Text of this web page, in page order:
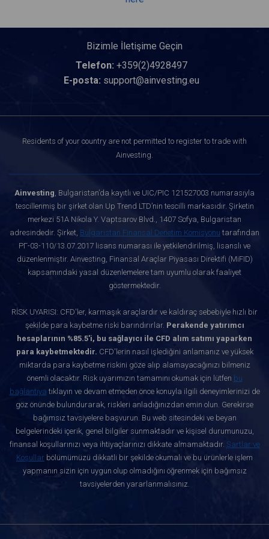
Bizimle İletişime Geçin
Telefon: +359(2)4928497
E-posta: support@ainvesting.eu
Residents of your country are not permitted to register to trade with
Ainvesting.
Ainvesting, Bulgaristan’da kayıtlı ve UIC/PIC 121527003 numarasıyla
tescillenmiş bir şirket olan Up Trend LTD’nin tescilli markasıdır. Şirketin
merkezi 51A Nikola Y. Vaptsarov Blvd., 1407 Sofya, Bulgaristan
adresindedir. Şirket, Bulgaristan Finansal Denetim Komisyonu tarafından
РГ-03-110/13.07.2017 lisans numarası ile yetkilendirilmiş, lisanslı ve
düzenlenmiştir. Ainvesting, Finansal Araçlar Piyasası Direktifi (MiFID)
kapsamındaki yasal düzenlemelere tam uyumlu olarak faaliyet
göstermektedir.
RİSK UYARISI: CFD'ler, karmaşık araçlardır ve kaldıraç sebebiyle hızlı bir
şekilde para kaybetme riski barındırırlar. Perakende yatırımcı
hesaplarının %85.5'i, bu sağlayıcı ile CFD alım satımı yaparken
para kaybetmektedir. CFD'lerin nasıl işlediğini anlamanız ve yüksek
miktarda para kaybetme riskini göze alıp alamayacağınızı bilmeniz
önemli olacaktır. Risk uyarımızın tamamını okumak için lütfen bu
bağlantıya tıklayın ve devam etmeden önce konuyla ilgili deneyimlerinizi de
göz önünde bulundurarak, riskleri anladığınızdan emin olun. Gerekirse
bağımsız tavsiyelere başvurun. Bu web sitesindeki ve beyan
belgelerindeki içerik, genel bilgiler sunmaktadır ve kişisel durumunuzu,
finansal koşullarınızı veya ihtiyaçlarınızı dikkate almamaktadır. Şartlar ve
Koşullar bölümümüzü dikkatli bir şekilde okumalı ve bu ürünlerle işlem
yapmanın sizin için uygun olup olmadığını öğrenmek için bağımsız
tavsiyelerden yararlanmalısınız.